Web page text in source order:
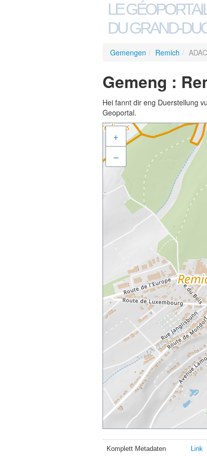
LE
DU GRAND-
Gemengen / Remich /
Gemeng :
Hei fannt dir eng Duerstellung
Geoportal.
+
–
Komplett Metadaten Link